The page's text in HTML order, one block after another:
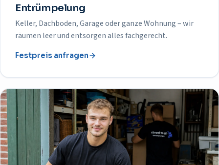
Entrümpelung
Keller, Dachboden, Garage oder ganze Wohnung – wir
räumen leer und entsorgen alles fachgerecht.
Festpreis anfragen